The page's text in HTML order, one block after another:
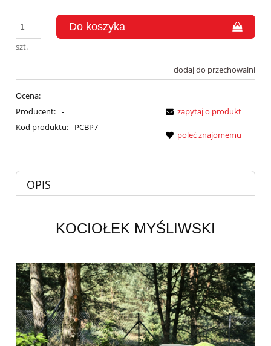
szt.
dodaj do przechowalni
Ocena:
Producent: -
Kod produktu:
PCBP7
zapytaj o produkt
poleć znajomemu
OPIS
KOCIOŁEK MYŚLIWSKI